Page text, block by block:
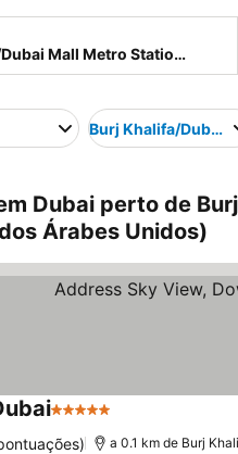
Burj Khalifa/Dubai
Dubai perto de
Árabes Unidos)
5 Estrelas
a 0.1 km de Burj